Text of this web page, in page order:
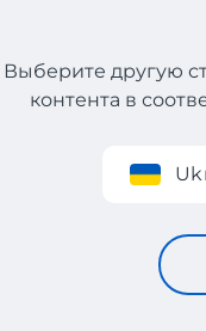
Регистрация
Выберите другую
контента в
Columbus